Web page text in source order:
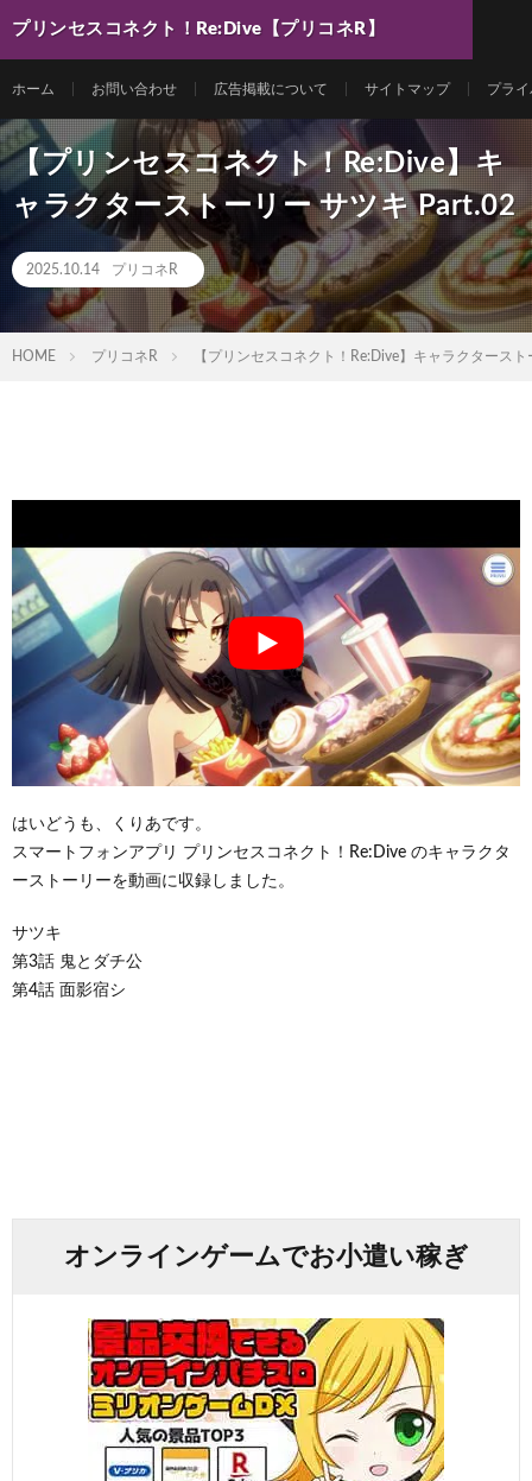
プリンセスコネクト！Re:Dive【プリコネR】
ホーム お問い合わせ 広告掲載について サイトマップ プラ
【プリンセスコネクト！Re:Dive】キ
ャラクターストーリー サツキ Part.02
2025.10.14 プリコネR
HOME プリコネR 【プリンセスコネクト！Re:Dive】キャラクタース
はいどうも、くりあです。
スマートフォンアプリ プリンセスコネクト！Re:Dive のキャラクタ
ーストーリーを動画に収録しました。
サツキ
第3話 鬼とダチ公
第4話 面影宿シ
オンラインゲームでお小遣い稼ぎ